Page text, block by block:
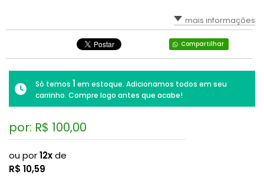
Lenophyllum
Mesembs (pedras Vivas, Lithops, Pleiospilos...)
Orostachys
Outras Espécies
mais informações
Compartilhar
Só temos 1 em estoque. Adicionamos todos em seu
carrinho. Compre logo antes que acabe!
por: R$ 100,00
ou por12xde
R$ 10,59